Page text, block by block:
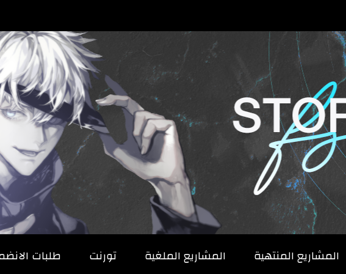
المشاريع المنتهية المشاريع الملغية تورنت طلبات